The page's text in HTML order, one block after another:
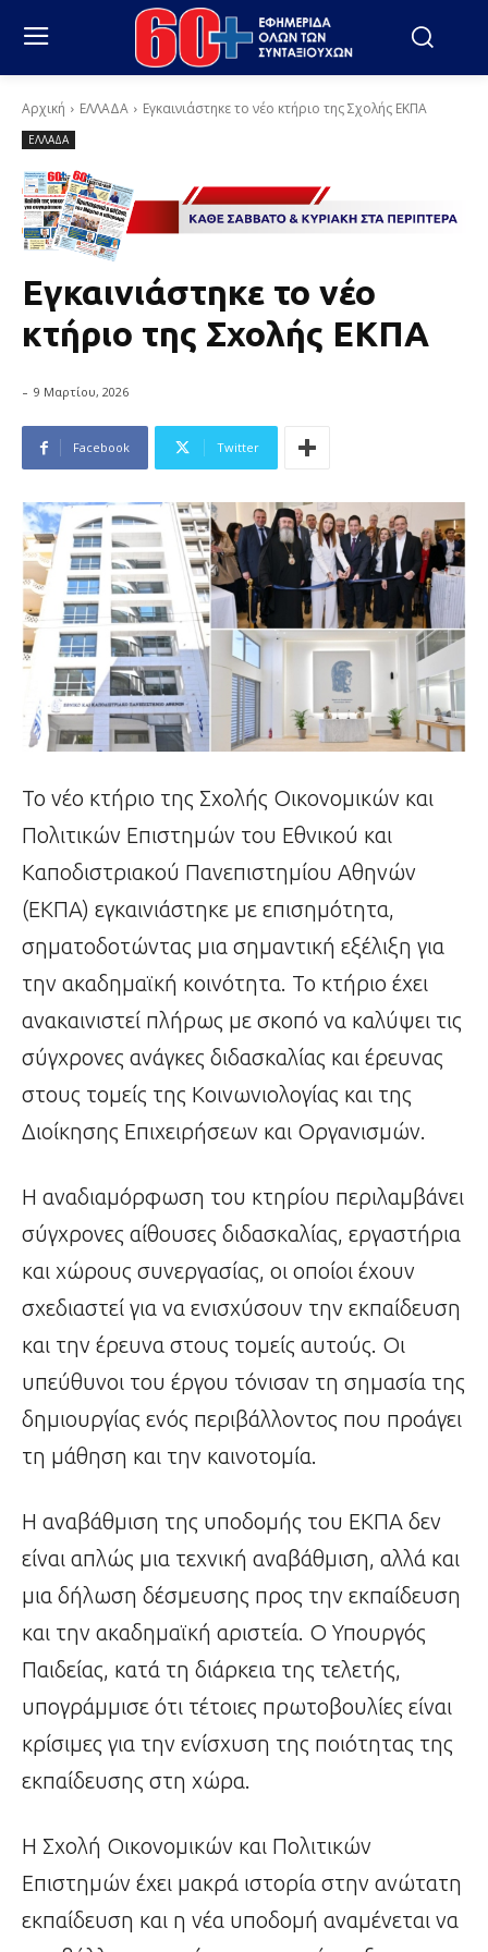
Αρχική ΕΛΛΑΔΑ Εγκαινιάστηκε το νέο κτήριο της Σχολής ΕΚΠΑ
ΕΛΛΑΔΑ
Εγκαινιάστηκε το νέο
κτήριο της Σχολής ΕΚΠΑ
- 9 Μαρτίου, 2026
Facebook Twitter
Το νέο κτήριο της Σχολής Οικονομικών και
Πολιτικών Επιστημών του Εθνικού και
Καποδιστριακού Πανεπιστημίου Αθηνών
(ΕΚΠΑ) εγκαινιάστηκε με επισημότητα,
σηματοδοτώντας μια σημαντική εξέλιξη για
την ακαδημαϊκή κοινότητα. Το κτήριο έχει
ανακαινιστεί πλήρως με σκοπό να καλύψει τις
σύγχρονες ανάγκες διδασκαλίας και έρευνας
στους τομείς της Κοινωνιολογίας και της
Διοίκησης Επιχειρήσεων και Οργανισμών.
Η αναδιαμόρφωση του κτηρίου περιλαμβάνει
σύγχρονες αίθουσες διδασκαλίας, εργαστήρια
και χώρους συνεργασίας, οι οποίοι έχουν
σχεδιαστεί για να ενισχύσουν την εκπαίδευση
και την έρευνα στους τομείς αυτούς. Οι
υπεύθυνοι του έργου τόνισαν τη σημασία της
δημιουργίας ενός περιβάλλοντος που προάγει
τη μάθηση και την καινοτομία.
Η αναβάθμιση της υποδομής του ΕΚΠΑ δεν
είναι απλώς μια τεχνική αναβάθμιση, αλλά και
μια δήλωση δέσμευσης προς την εκπαίδευση
και την ακαδημαϊκή αριστεία. Ο Υπουργός
Παιδείας, κατά τη διάρκεια της τελετής,
υπογράμμισε ότι τέτοιες πρωτοβουλίες είναι
κρίσιμες για την ενίσχυση της ποιότητας της
εκπαίδευσης στη χώρα.
Η Σχολή Οικονομικών και Πολιτικών
Επιστημών έχει μακρά ιστορία στην ανώτατη
εκπαίδευση και η νέα υποδομή αναμένεται να